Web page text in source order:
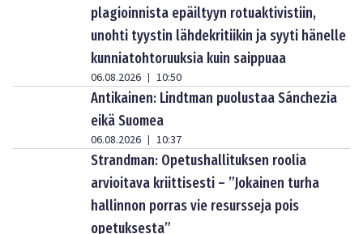
plagioinnista epäiltyyn rotuaktivistiin,
unohti tyystin lähdekritiikin ja syyti hänelle
kunniatohtoruuksia kuin saippuaa
06.08.2026 | 10:50
Antikainen: Lindtman puolustaa Sánchezia
eikä Suomea
06.08.2026 | 10:37
Strandman: Opetushallituksen roolia
arvioitava kriittisesti – ”Jokainen turha
hallinnon porras vie resursseja pois
opetuksesta”